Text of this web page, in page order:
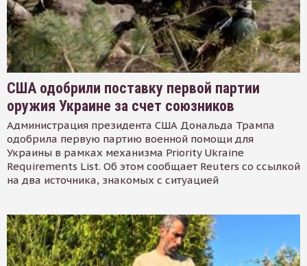
США одобрили поставку первой партии
оружия Украине за счет союзников
Администрация президента США Дональда Трампа
одобрила первую партию военной помощи для
Украины в рамках механизма Priority Ukraine
Requirements List. Об этом сообщает Reuters со ссылкой
на два источника, знакомых с ситуацией